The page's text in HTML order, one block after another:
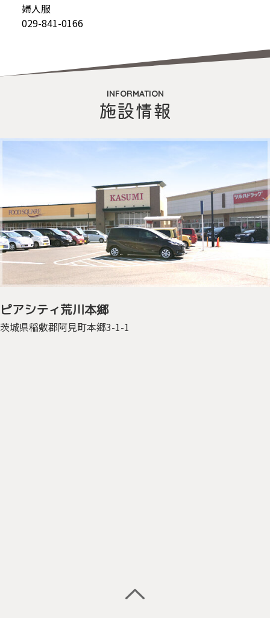
婦人服
029-841-0166
INFORMATION
施設情報
ピアシティ荒川本郷
茨城県稲敷郡阿見町本郷3-1-1